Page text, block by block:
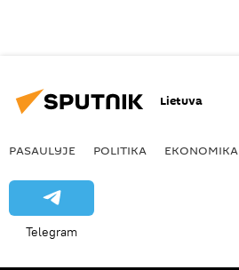
Lietuva
PASAULYJE POLITIKA EKONOMIKA
Telegram